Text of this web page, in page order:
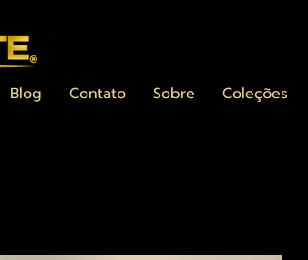
Blog Contato Sobre Coleções